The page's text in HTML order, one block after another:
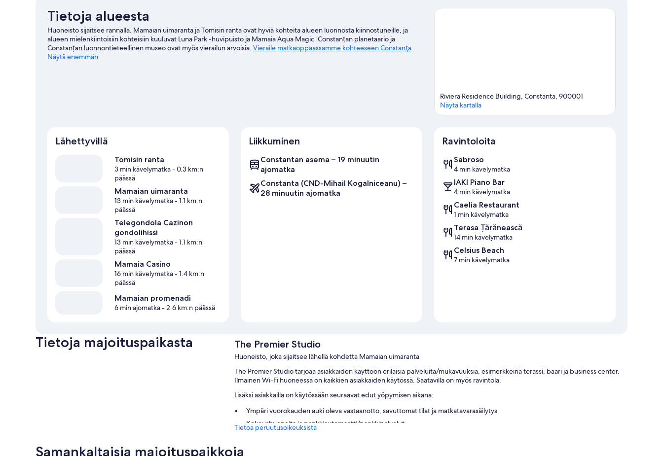
Tietoja alueesta
Huoneisto sijaitsee rannalla. Mamaian uimaranta ja Tomisin ranta ovat hyviä kohteita alueen luonnosta kiinnostuneille, ja
alueen mielenkiintoisiin kohteisiin kuuluvat Luna Park -huvipuisto ja Mamaia Aqua Magic. Constanțan planetaario ja
Constanțan luonnontieteellinen museo ovat myös vierailun arvoisia. Vieraile matkaoppaassamme kohteeseen Constanţa
Näytä enemmän
Riviera Residence Building, Constanta, 900001
Näytä kartalla
Lähettyvillä
Tomisin ranta
3 min kävelymatka- 0.3 km:n
päässä
Mamaian uimaranta
13 min kävelymatka- 1.1 km:n
päässä
Telegondola Cazinon
gondolihissi
13 min kävelymatka- 1.1 km:n
päässä
Mamaia Casino
16 min kävelymatka- 1.4 km:n
päässä
Mamaian promenadi
6 min ajomatka- 2.6 km:n päässä
Liikkuminen
Constantan asema – 19 minuutin
ajomatka
Constanta (CND-Mihail Kogalniceanu) –
28 minuutin ajomatka
Ravintoloita
Sabroso
4 min kävelymatka
IAKI Piano Bar
4 min kävelymatka
Caelia Restaurant
1 min kävelymatka
Terasa Țărănească
14 min kävelymatka
Celsius Beach
7 min kävelymatka
Tietoja majoituspaikasta The Premier Studio
Huoneisto, joka sijaitsee lähellä kohdetta Mamaian uimaranta
The Premier Studio tarjoaa asiakkaiden käyttöön erilaisia palveluita/mukavuuksia, esimerkkeinä terassi, baari ja business center.
Ilmainen Wi-Fi huoneessa on kaikkien asiakkaiden käytössä. Saatavilla on myös ravintola.
Lisäksi asiakkailla on käytössään seuraavat edut yöpymisen aikana:
Ympäri vuorokauden auki oleva vastaanotto, savuttomat tilat ja matkatavarasäilytys
Kokoushuoneita ja pankkiautomaatti/pankkipalvelut
Tietoa peruutusoikeuksista
Samankaltaisia majoituspaikkoja